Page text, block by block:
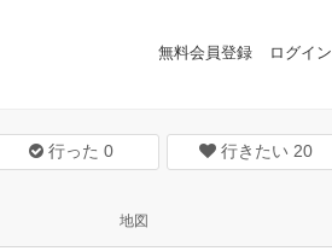
無料会員登録 ログイン
行った 0 行きたい 20
地図